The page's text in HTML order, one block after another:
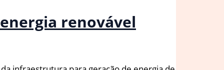
renovável